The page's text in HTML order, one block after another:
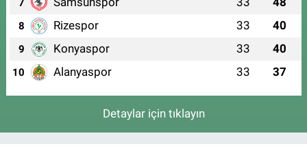
7
8 Rizespor 33 40
9 Konyaspor 33 40
10 Alanyaspor 33 37
Detaylar için tıklayın